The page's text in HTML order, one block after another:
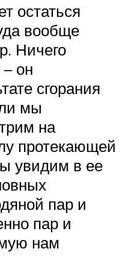
остаться
вообще
Ничего
– он
сгорания
мы
на
протекающей
увидим в ее
пар и
пар и
нам